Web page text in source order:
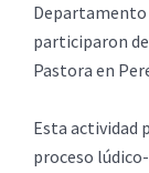
Departamento
participaron
Pastora en
Esta actividad
proceso